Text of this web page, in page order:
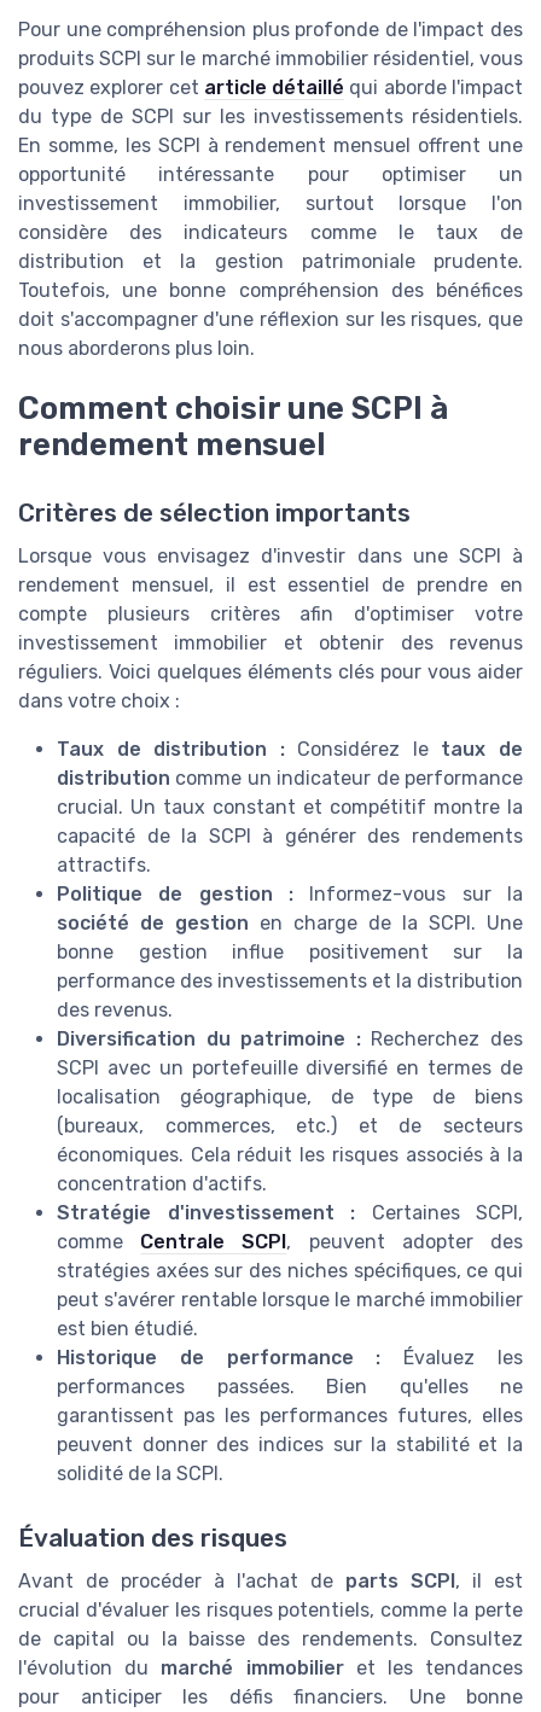
Pour une compréhension plus profonde de l'impact des
produits SCPI sur le marché immobilier résidentiel, vous
pouvez explorer cet article détaillé qui aborde l'impact
du type de SCPI sur les investissements résidentiels.
En somme, les SCPI à rendement mensuel offrent une
opportunité intéressante pour optimiser un
investissement immobilier, surtout lorsque l'on
considère des indicateurs comme le taux de
distribution et la gestion patrimoniale prudente.
Toutefois, une bonne compréhension des bénéfices
doit s'accompagner d'une réflexion sur les risques, que
nous aborderons plus loin.
Comment choisir une SCPI à
rendement mensuel
Critères de sélection importants
Lorsque vous envisagez d'investir dans une SCPI à
rendement mensuel, il est essentiel de prendre en
compte plusieurs critères afin d'optimiser votre
investissement immobilier et obtenir des revenus
réguliers. Voici quelques éléments clés pour vous aider
dans votre choix :
Taux de distribution :Considérez le taux de
distribution comme un indicateur de performance
crucial. Un taux constant et compétitif montre la
capacité de la SCPI à générer des rendements
attractifs.
Politique de gestion : Informez-vous sur la
société de gestion en charge de la SCPI. Une
bonne gestion influe positivement sur la
performance des investissements et la distribution
des revenus.
Diversification du patrimoine :Recherchez des
SCPI avec un portefeuille diversifié en termes de
localisation géographique, de type de biens
(bureaux, commerces, etc.) et de secteurs
économiques. Cela réduit les risques associés à la
concentration d'actifs.
Stratégie d'investissement : Certaines SCPI,
comme Centrale SCPI, peuvent adopter des
stratégies axées sur des niches spécifiques, ce qui
peut s'avérer rentable lorsque le marché immobilier
est bien étudié.
Historique de performance : Évaluez les
performances passées. Bien qu'elles ne
garantissent pas les performances futures, elles
peuvent donner des indices sur la stabilité et la
solidité de la SCPI.
Évaluation des risques
Avant de procéder à l'achat de parts SCPI, il est
crucial d'évaluer les risques potentiels, comme la perte
de capital ou la baisse des rendements. Consultez
l'évolution du marché immobilieret les tendances
pour anticiper les défis financiers. Une bonne